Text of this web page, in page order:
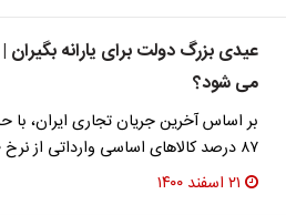
عیدی بزرگ دولت برای یارانه بگیران
می شود؟
بر اساس آخرین جریان تجاری ایران، با
۸۷ درصد کالاهای اساسی وارداتی از نرخ ۴۲۰۰ تومان به…
۲۱ اسفند ۱۴۰۰